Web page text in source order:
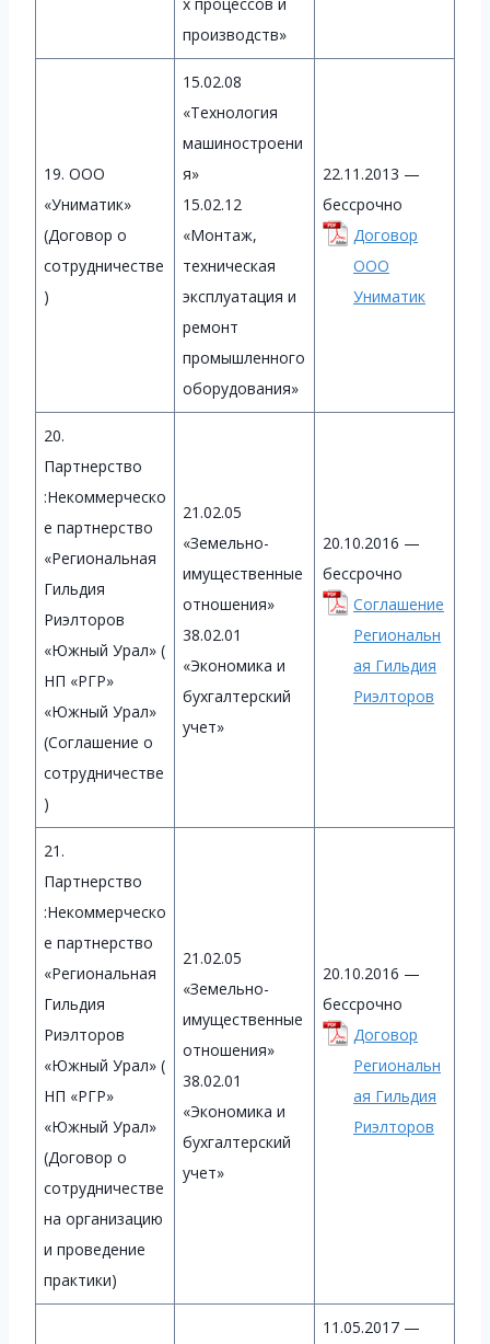
производств»
19. ООО
«Униматик»
(Договор о
сотрудничестве
)
15.02.08
«Технология
машиностроени
я»
15.02.12
«Монтаж,
техническая
эксплуатация и
ремонт
промышленного
оборудования»
22.11.2013 —
бессрочно
Договор
ООО
Униматик
20.
Партнерство
:Некоммерческо
е партнерство
«Региональная
Гильдия
Риэлторов
«Южный Урал» (
НП «РГР»
«Южный Урал»
(Соглашение о
сотрудничестве
)
21.02.05
«Земельно-
имущественные
отношения»
38.02.01
«Экономика и
бухгалтерский
учет»
20.10.2016 —
бессрочно
Соглашение
Региональн
ая Гильдия
Риэлторов
21.
Партнерство
:Некоммерческо
е партнерство
«Региональная
Гильдия
Риэлторов
«Южный Урал» (
НП «РГР»
«Южный Урал»
(Договор о
сотрудничестве
на организацию
и проведение
практики)
21.02.05
«Земельно-
имущественные
отношения»
38.02.01
«Экономика и
бухгалтерский
учет»
20.10.2016 —
бессрочно
Договор
Региональн
ая Гильдия
Риэлторов
11.05.2017 —